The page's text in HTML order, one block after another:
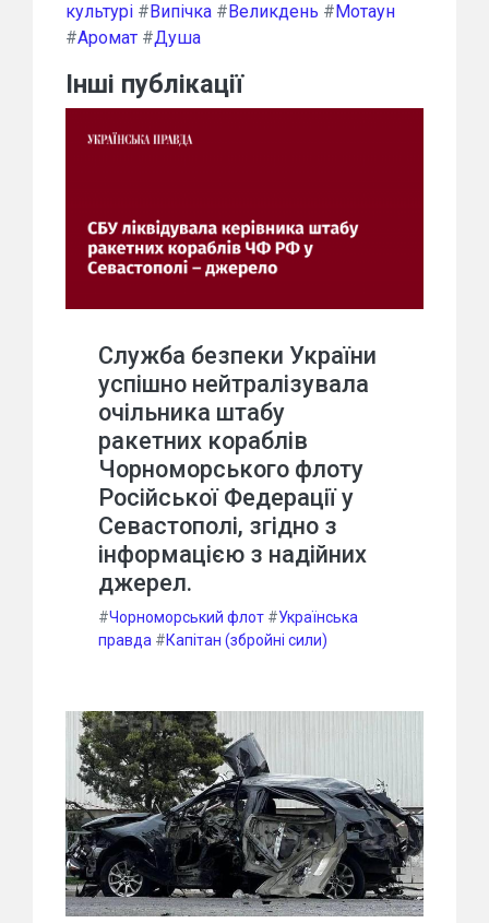
культурі #Випічка #Великдень #Мотаун
#Аромат #Душа
Інші публікації
Служба безпеки України
успішно нейтралізувала
очільника штабу
ракетних кораблів
Чорноморського флоту
Російської Федерації у
Севастополі, згідно з
інформацією з надійних
джерел.
#Чорноморський флот #Українська
правда #Капітан (збройні сили)